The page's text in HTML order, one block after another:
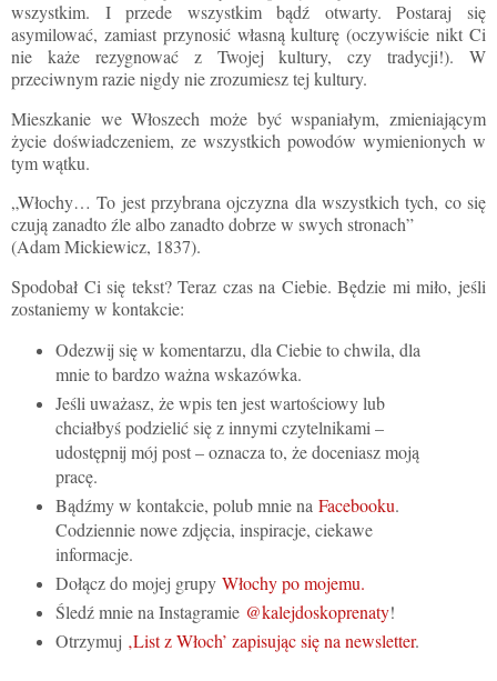
wszystkim. I przede wszystkim bądź otwarty. Postaraj się
asymilować, zamiast przynosić własną kulturę (oczywiście nikt Ci
nie każe rezygnować z Twojej kultury, czy tradycji!). W
przeciwnym razie nigdy nie zrozumiesz tej kultury.
Mieszkanie we Włoszech może być wspaniałym, zmieniającym
życie doświadczeniem, ze wszystkich powodów wymienionych w
tym wątku.
„Włochy… To jest przybrana ojczyzna dla wszystkich tych, co się
czują zanadto źle albo zanadto dobrze w swych stronach”
(Adam Mickiewicz, 1837).
Spodobał Ci się tekst? Teraz czas na Ciebie. Będzie mi miło, jeśli
zostaniemy w kontakcie:
Odezwij się w komentarzu, dla Ciebie to chwila, dla
mnie to bardzo ważna wskazówka.
Jeśli uważasz, że wpis ten jest wartościowy lub
chciałbyś podzielić się z innymi czytelnikami –
udostępnij mój post – oznacza to, że doceniasz moją
pracę.
Bądźmy w kontakcie, polub mnie na Facebooku.
Codziennie nowe zdjęcia, inspiracje, ciekawe
informacje.
Dołącz do mojej grupy Włochy po mojemu.
Śledź mnie na Instagramie @kalejdoskoprenaty!
Otrzymuj ‚List z Włoch’ zapisując się na newsletter.